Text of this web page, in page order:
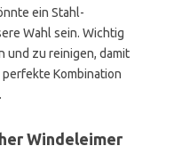
ein Stahl-
Wahl sein. Wichtig
und zu reinigen, damit
Kombination
Windeleimer